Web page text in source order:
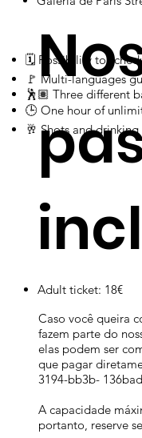
🗓 Possibility to
​​​​​​​​​​​​​​​​​​​​​​​​🚩 Multi-languages
​​​​​​​​​​​​​​​​​​​​​​🕺🏽 Three different
​​​​​​​​​​​​​​​​​​​​​​🕒 One hour of
​​​​​​​​​​​​🥂 Shots and drinking
Adult ticket: 18€
Caso você queira
fazem parte do
elas podem ser
que pagar
3194-bb3b-
A capacidade
portanto, reserve